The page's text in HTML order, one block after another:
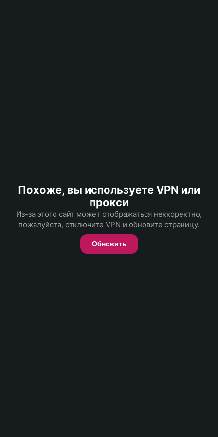
Похоже, вы используете VPN или
прокси
Из-за этого сайт может отображаться неккоректно,
пожалуйста, отключите VPN и обновите страницу.
Обновить